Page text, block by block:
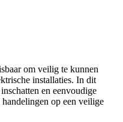
om veilig te kunnen
installaties. In dit
en eenvoudige
op een veilige